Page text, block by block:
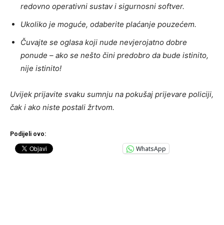
redovno operativni sustav i sigurnosni softver.
Ukoliko je moguće, odaberite plaćanje pouzećem.
Čuvajte se oglasa koji nude nevjerojatno dobre
ponude – ako se nešto čini predobro da bude istinito,
nije istinito!
Uvijek prijavite svaku sumnju na pokušaj prijevare policiji,
čak i ako niste postali žrtvom.
Podijeli ovo:
WhatsApp